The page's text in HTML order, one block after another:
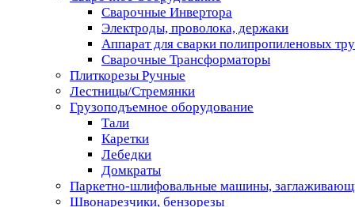
Сварочные Инвертора
Электроды, проволока, держаки
Аппарат для сварки полипропиленовых
Сварочные Трансформаторы
Плиткорезы Ручные
Лестницы/Стремянки
Грузоподъемное оборудование
Тали
Каретки
Лебедки
Домкраты
Паркетно-шлифовальные машины,
Швонарезчики, бензорезы